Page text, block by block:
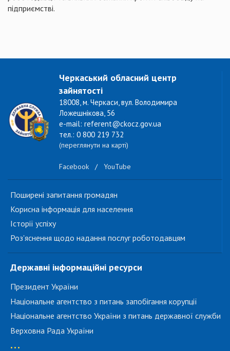
підприємстві.
Черкаський обласний центр
зайнятості
18008, м. Черкаси, вул. Володимира
Ложешнікова, 56
e-mail: referent@ckocz.gov.ua
тел.: 0 800 219 732
(переглянути на карті)
Facebook / YouTube
Поширені запитання громадян
Корисна інформація для населення
Історії успіху
Роз'яснення щодо надання послуг роботодавцям
Державні інформаційні ресурси
Президент України
Національне агентство з питань запобігання корупції
Національне агентство України з питань державної служби
Верховна Рада України
...